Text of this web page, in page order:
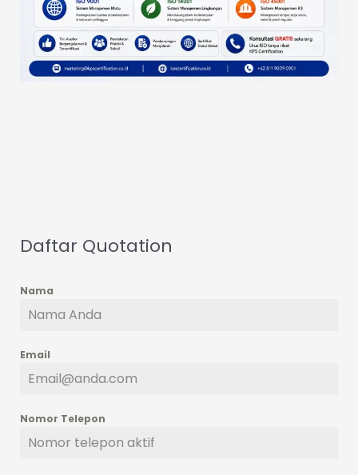
Daftar Quotation
Nama
Email
Nomor Telepon